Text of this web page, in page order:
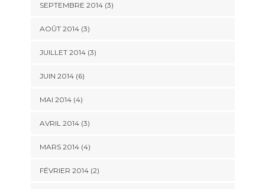
SEPTEMBRE 2014(3)
AOÛT 2014(3)
JUILLET 2014(3)
JUIN 2014(6)
MAI 2014(4)
AVRIL 2014(3)
MARS 2014(4)
FÉVRIER 2014(2)